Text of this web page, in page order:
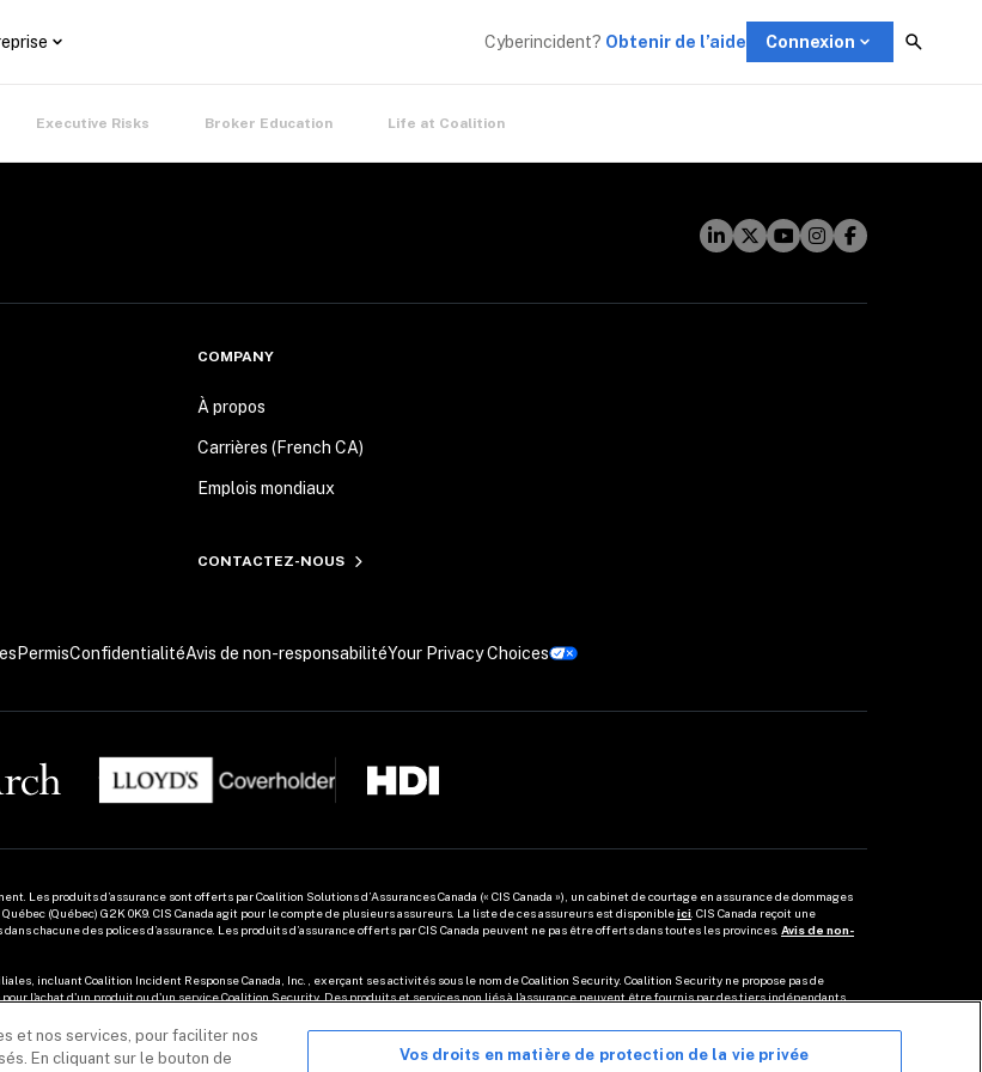
Cyberincident? Obtenir de l’aide Connexion
Executive Risks Broker Education Life at Coalition
COMPANY
À propos
Carrières (French CA)
Emplois mondiaux
CONTACTEZ-NOUS
PermisConfidentialitéAvis de non-responsabilitéYour Privacy Choices
produits d’assurance sont offerts par Coalition Solutions d’Assurances Canada (« CIS Canada »), un cabinet de courtage en assurance de dommages
(Québec) G2K 0K9. CIS Canada agit pour le compte de plusieurs assureurs. La liste de ces assureurs est disponible ici . CIS Canada reçoit une
chacune des polices d’assurance. Les produits d’assurance offerts par CIS Canada peuvent ne pas être offerts dans toutes les provinces. Avis de non-
incluant Coalition Incident Response Canada, Inc., exerçant ses activités sous le nom de Coalition Security. Coalition Security ne propose pas de
l'achat d'un produit ou d'un service Coalition Security. Des produits et services non liés à l'assurance peuvent être fournis par des tiers indépendants.
et nos services, pour faciliter nos
En cliquant sur le bouton de
Vos droits en matière de protection de la vie privée